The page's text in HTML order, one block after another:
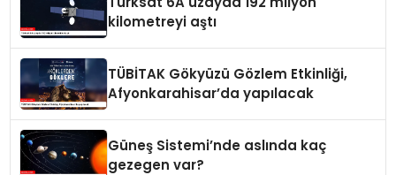
kilometreyi aştı
TÜBİTAK Gökyüzü Gözlem Etkinliği,
Afyonkarahisar’da yapılacak
Güneş Sistemi’nde aslında kaç
gezegen var?